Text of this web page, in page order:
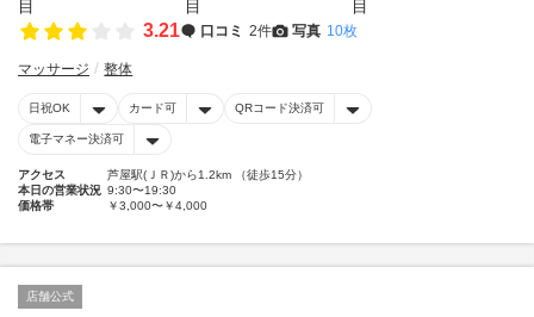
3.21 口コミ 2件 写真 10枚
マッサージ 整体
日祝OK カード可 QRコード決済可
電子マネー決済可
アクセス
芦屋駅(ＪＲ)から1.2km （徒歩15分）
本日の営業状況 9:30〜19:30
価格帯
￥3,000〜￥4,000
店舗公式